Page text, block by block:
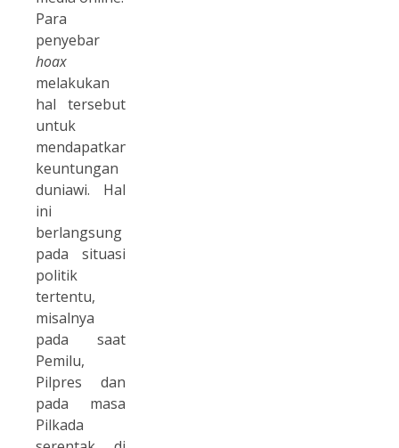
Para
penyebar
hoax
melakukan
hal tersebut
untuk
mendapatkan
keuntungan
duniawi. Hal
ini
berlangsung
pada situasi
politik
tertentu,
misalnya
pada saat
Pemilu,
Pilpres dan
pada masa
Pilkada